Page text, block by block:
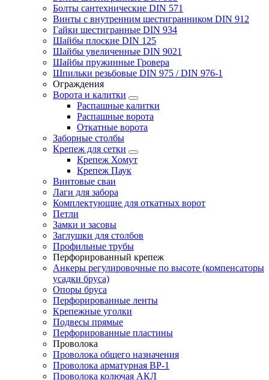
Болты сантехнические DIN 571
Винты с внутренним шестигранником DIN 912
Гайки шестигранные DIN 934
Шайбы плоские DIN 125
Шайбы увеличенные DIN 9021
Шайбы пружинные Гровера
Шпильки резьбовые DIN 975 / DIN 976-1
Ограждения
Ворота и калитки
Распашные калитки
Распашные ворота
Откатные ворота
Заборные столбы
Крепеж для сетки
Крепеж Хомут
Крепеж Паук
Винтовые сваи
Лаги для забора
Комплектующие для откатных ворот
Петли
Замки и засовы
Заглушки для столбов
Профильные трубы
Перфорированный крепеж
Анкеры регулировочные по высоте (компенсаторы
усадки бруса)
Опоры бруса
Перфорированные ленты
Крепежные уголки
Подвесы прямые
Перфорированные пластины
Проволока
Проволока общего назначения
Проволока арматурная ВР-1
Проволока колючая АКЛ